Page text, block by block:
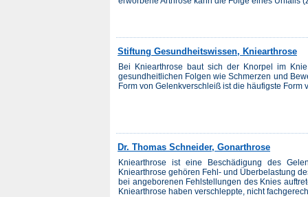
Stiftung Gesundheitswissen, Kniearthrose
Bei Kniearthrose baut sich der Knorpel im
gesundheitlichen Folgen wie Schmerzen und
Form von Gelenkverschleiß ist die häufigste Form
Dr. Thomas Schneider, Gonarthrose
Kniearthrose ist eine Beschädigung des
Kniearthrose gehören Fehl- und Überbelastung
bei angeborenen Fehlstellungen des Knies
Kniearthrose haben verschleppte, nicht